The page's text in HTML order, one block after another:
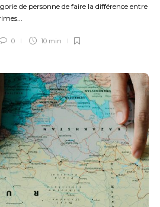
de personne de faire la différence entre
0 10 min